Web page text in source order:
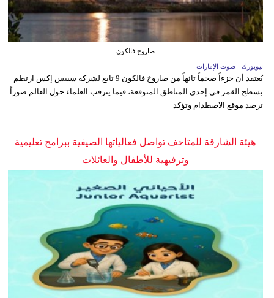
صاروخ فالكون
نيويورك - صوت الإمارات
يُعتقد أن جزءاً ضخماً تائهاً من صاروخ فالكون 9 تابع لشركة سبيس إكس ارتطم
بسطح القمر في إحدى المناطق المتوقعة، فيما يترقب العلماء حول العالم صوراً
ترصد موقع الاصطدام وتؤكد
هيئة الشارقة للمتاحف تواصل فعالياتها الصيفية ببرامج تعليمية
وترفيهية للأطفال والعائلات